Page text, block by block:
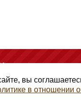
строение 2, помещение
правами ГК
вы
в отношении